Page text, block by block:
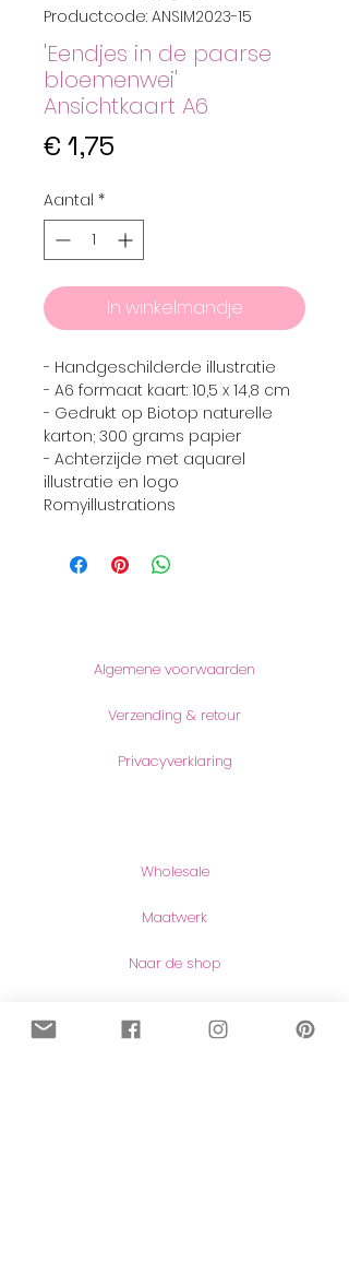
Productcode: ANSIM2023-15
'Eendjes in de paarse
bloemenwei'
Ansichtkaart A6
€ 1,75
Aantal *
In winkelmandje
- Handgeschilderde illustratie
- A6 formaat kaart: 10,5 x 14,8 cm
- Gedrukt op Biotop naturelle
karton; 300 grams papier
- Achterzijde met aquarel
illustratie en logo
Romyillustrations
Algemene voorwaarden
Verzending & retour
Privacyverklaring
Wholesale
Maatwerk
Naar de shop
Contact